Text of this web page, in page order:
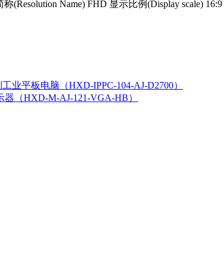
(Resolution Name) FHD 显示比例(Display scale)
业平板电脑（HXD-IPPC-104-AJ-D2700）
器（HXD-M-AJ-121-VGA-HB）